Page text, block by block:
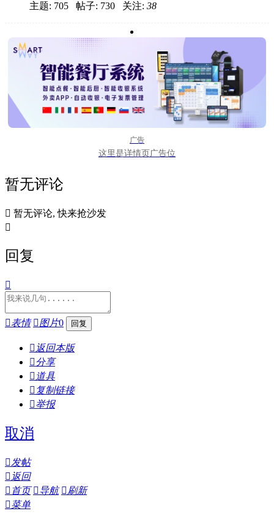
主题: 705 帖子: 730 关注: 38
广告
这里是详情页广告位
暂无评论
 暂无评论, 快来抢沙发

回复

表情 图片0
 返回本版
分享
 道具
 复制链接
举报
取消
发帖
 返回
 首页 导航 刷新
菜单